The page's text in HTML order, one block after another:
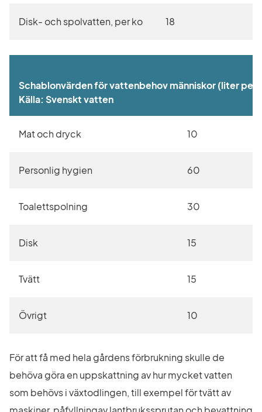
Disk- och spolvatten, per ko 18
Schablonvärden för vattenbehov människor (liter per
Källa: Svenskt vatten
Mat och dryck 10
Personlig hygien 60
Toalettspolning 30
Disk 15
Tvätt 15
Övrigt 10
För att få med hela gårdens förbrukning skulle de
behöva göra en uppskattning av hur mycket vatten
som behövs i växtodlingen, till exempel för tvätt av